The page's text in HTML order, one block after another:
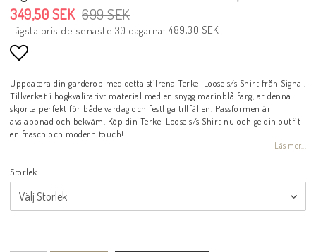
699 SEK
349,50 SEK
Lägsta pris de senaste 30 dagarna 489,30 SEK
Lägg till i favoritlistan
Uppdatera din garderob med detta stilrena Terkel Loose s/s Shirt från Signal.
Tillverkat i högkvalitativt material med en snygg marinblå färg, är denna
skjorta perfekt för både vardag och festliga tillfällen. Passformen är
avslappnad och bekväm. Köp din Terkel Loose s/s Shirt nu och ge din outfit
en fräsch och modern touch!
Läs mer...
Storlek